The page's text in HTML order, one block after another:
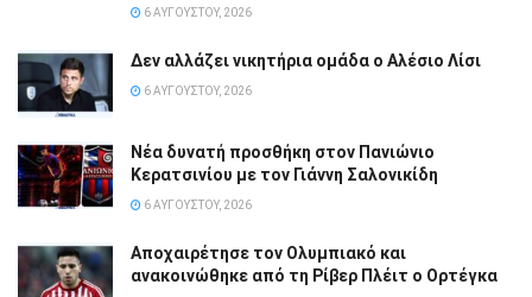
6 ΑΥΓΟΎΣΤΟΥ, 2026
Δεν αλλάζει νικητήρια ομάδα ο Αλέσιο Λίσι
6 ΑΥΓΟΎΣΤΟΥ, 2026
Νέα δυνατή προσθήκη στον Πανιώνιο
Κερατσινίου με τον Γιάννη Σαλονικίδη
6 ΑΥΓΟΎΣΤΟΥ, 2026
Αποχαιρέτησε τον Ολυμπιακό και
ανακοινώθηκε από τη Ρίβερ Πλέιτ ο Ορτέγκα